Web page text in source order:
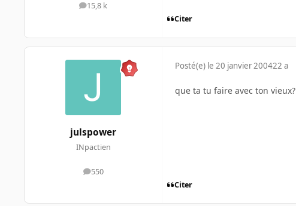
15,8 k
messages
Citer
julspower
INpactien
550
messages
Posté(e) le 20 janvier 200422 a
que ta tu faire avec ton vieux?
Citer